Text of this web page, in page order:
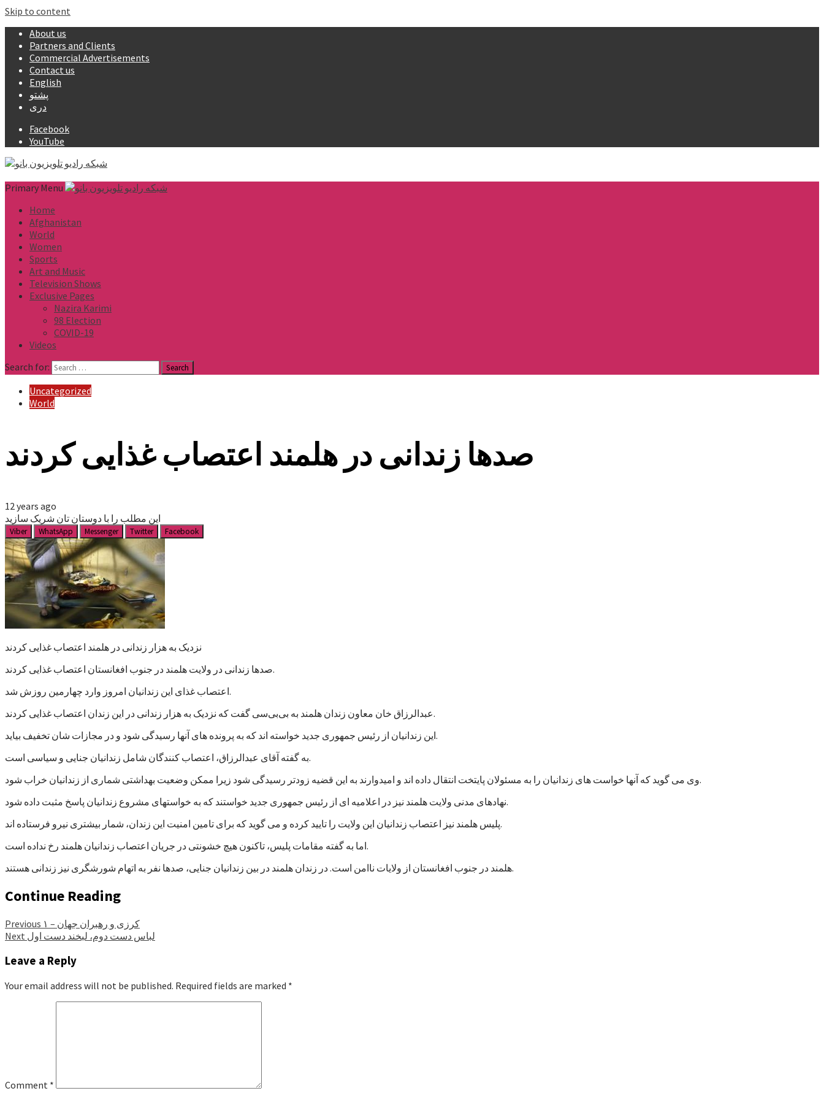
Skip to content
About us
Partners and Clients
Commercial Advertisements
Contact us
English
پشتو
دری
Facebook
YouTube
Primary Menu
Home
Afghanistan
World
Women
Sports
Art and Music
Television Shows
Exclusive Pages
Nazira Karimi
98 Election
COVID-19
Videos
Search for:
Uncategorized
World
صدها زندانی در هلمند اعتصاب غذایی کردند
12 years ago
این مطلب را با دوستان تان شریک سازید
Viber WhatsApp Messenger Twitter Facebook
نزدیک به هزار زندانی در هلمند اعتصاب غذایی کردند
صدها زندانی در ولایت هلمند در جنوب افغانستان اعتصاب غذایی کردند.
اعتصاب غذای این زندانیان امروز وارد چهارمین روزش شد.
عبدالرزاق خان معاون زندان هلمند به بی‌بی‌سی گفت که نزدیک به هزار زندانی در این زندان اعتصاب غذایی کردند.
این زندانیان از رئیس جمهوری جدید خواسته اند که به پرونده های آنها رسیدگی شود و در مجازات شان تخفیف بیاید.
به گفته آقای عبدالرزاق، اعتصاب کنندگان شامل زندانیان جنایی و سیاسی است.
وی می گوید که آنها خواست های زندانیان را به مسئولان پایتخت انتقال داده اند و امیدوارند به این قضیه زودتر رسیدگی شود زیرا ممکن وضعیت بهداشتی شماری از زندانیان خراب شود.
نهادهای مدنی ولایت هلمند نیز در اعلامیه ای از رئیس جمهوری جدید خواستند که به خواستهای مشروع زندانیان پاسخ مثبت داده شود.
پلیس هلمند نیز اعتصاب زندانیان این ولایت را تایید کرده و می گوید که برای تامین امنیت این زندان، شمار بیشتری نیرو فرستاده اند.
اما به گفته مقامات پلیس، تاکنون هیچ خشونتی در جریان اعتصاب زندانیان هلمند رخ نداده است.
هلمند در جنوب افغانستان از ولایات ناامن است. در زندان هلمند در بین زندانیان جنایی، صدها نفر به اتهام شورشگری نیز زندانی هستند.
Continue Reading
Previous
کرزی و رهبران جهان – ۱
Next لباس دست دوم، لبخند دست اول
Leave a Reply
Your email address will not be published. Required fields are marked *
Comment *